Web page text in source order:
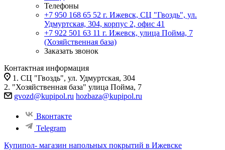
Телефоны
+7 950 168 65 52 г. Ижевск, СЦ "Гвоздь", ул.
Удмуртская, 304, корпус 2, офис 41
+7 922 501 63 11 г. Ижевск, улица Пойма, 7
(Хозяйственная база)
Заказать звонок
Контактная информация
1. СЦ "Гвоздь", ул. Удмуртская, 304
2. "Хозяйственная база" улица Пойма, 7
gvozd@kupipol.ru hozbaza@kupipol.ru
Вконтакте
Telegram
Купипол- магазин напольных покрытий в Ижевске